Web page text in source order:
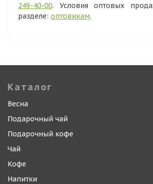
249-40-00. Условия оптовых
разделе: оптовикам.
Каталог
Весна
Подарочный чай
Подарочный кофе
Чай
Кофе
Напитки